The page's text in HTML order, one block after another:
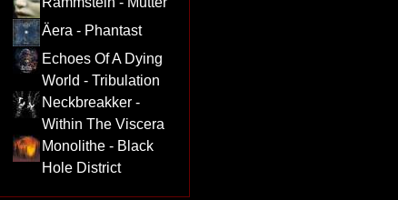
Äera - Phantast
Echoes Of A Dying
World - Tribulation
Neckbreakker -
Within The Viscera
Monolithe - Black
Hole District